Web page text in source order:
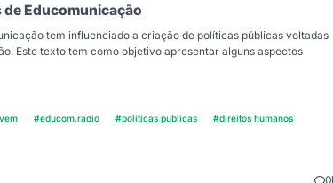
Educomunicação
tem influenciado a criação de políticas públicas voltadas
Este texto tem como objetivo apresentar alguns aspectos
#educom.radio #politicas publicas #direitos humanos
0